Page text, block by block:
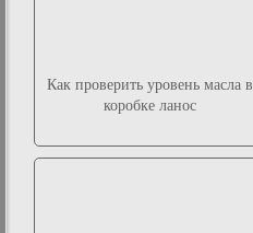
Как проверить уровень масла в
коробке ланос